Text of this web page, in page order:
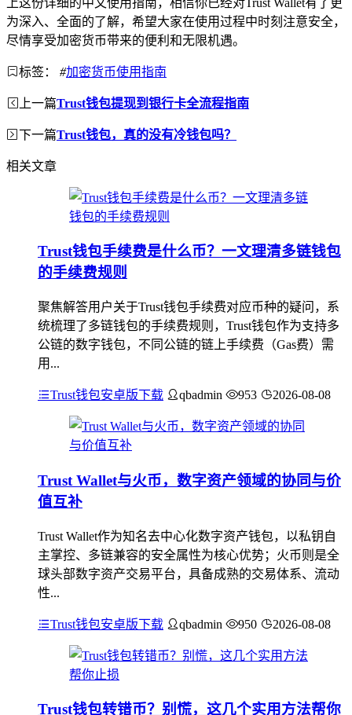
为深入、全面的了解，希望大家在使用过程中时刻注意安全，
尽情享受加密货币带来的便利和无限机遇。
标签： #加密货币使用指南
上一篇Trust钱包提现到银行卡全流程指南
下一篇Trust钱包，真的没有冷钱包吗？
相关文章
Trust钱包手续费是什么币？一文理清多链钱包
的手续费规则
聚焦解答用户关于Trust钱包手续费对应币种的疑问，系
统梳理了多链钱包的手续费规则，Trust钱包作为支持多
公链的数字钱包，不同公链的链上手续费（Gas费）需
用...
Trust钱包安卓版下载 qbadmin 953 2026-08-08
Trust Wallet与火币，数字资产领域的协同与价
值互补
Trust Wallet作为知名去中心化数字资产钱包，以私钥自
主掌控、多链兼容的安全属性为核心优势；火币则是全
球头部数字资产交易平台，具备成熟的交易体系、流动
性...
Trust钱包安卓版下载 qbadmin 950 2026-08-08
Trust钱包转错币？别慌，这几个实用方法帮你